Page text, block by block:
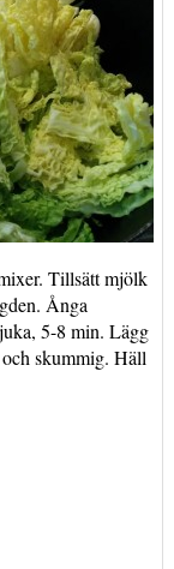
Tillsätt mjölk
Ånga
5-8 min. Lägg
skummig. Häll